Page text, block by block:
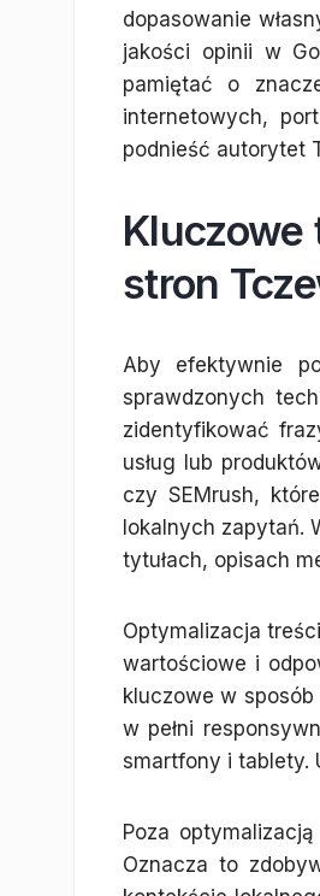
dopasowanie
jakości opinii w
pamiętać o
internetowych,
podnieść autorytet
stron
Aby efektywnie
sprawdzonych
zidentyfikować
usług lub
czy SEMrush,
lokalnych zapytań.
tytułach, opisach
Optymalizacja
wartościowe i
kluczowe w
w pełni
smartfony i tablety.
Poza
Oznacza to